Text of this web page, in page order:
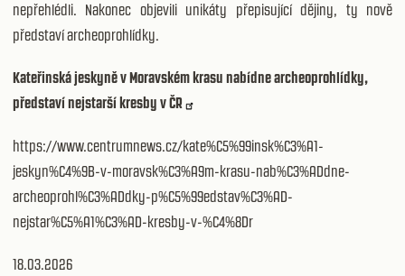
nepřehlédli. Nakonec objevili unikáty přepisující dějiny, ty nově
představí archeoprohlídky.
Kateřinská jeskyně v Moravském krasu nabídne archeoprohlídky,
představí nejstarší kresby v ČR
https://www.centrumnews.cz/kate%C5%99insk%C3%A1-
jeskyn%C4%9B-v-moravsk%C3%A9m-krasu-nab%C3%ADdne-
archeoprohl%C3%ADdky-p%C5%99edstav%C3%AD-
nejstar%C5%A1%C3%AD-kresby-v-%C4%8Dr
18.03.2026